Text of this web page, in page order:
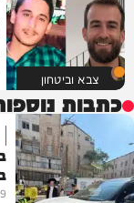
צבא וביטחון
כתבות